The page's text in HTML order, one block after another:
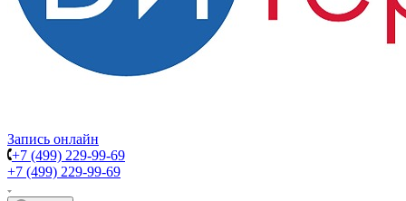
Запись онлайн
+7 (499) 229-99-69
+7 (499) 229-99-69